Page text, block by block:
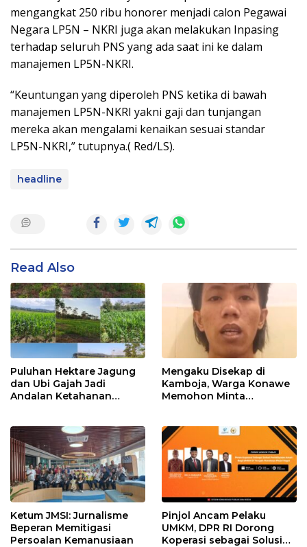
mengangkat 250 ribu honorer menjadi calon Pegawai
Negara LP5N – NKRI juga akan melakukan Inpasing
terhadap seluruh PNS yang ada saat ini ke dalam
manajemen LP5N-NKRI.
“Keuntungan yang diperoleh PNS ketika di bawah
manajemen LP5N-NKRI yakni gaji dan tunjangan
mereka akan mengalami kenaikan sesuai standar
LP5N-NKRI,” tutupnya.( Red/LS).
headline
Read Also
Puluhan Hektare Jagung
dan Ubi Gajah Jadi
Andalan Ketahanan
Mengaku Disekap di
Kamboja, Warga Konawe
Memohon Minta
Ketum JMSI: Jurnalisme
Beperan Memitigasi
Persoalan Kemanusiaan
Pinjol Ancam Pelaku
UMKM, DPR RI Dorong
Koperasi sebagai Solusi